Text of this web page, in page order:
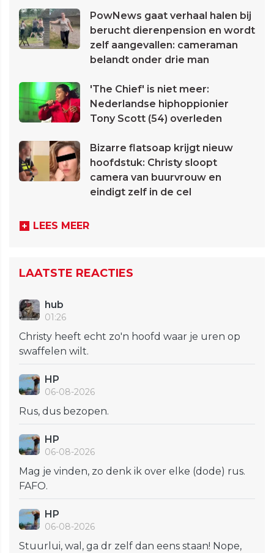
PowNews gaat verhaal halen bij
berucht dierenpension en wordt
zelf aangevallen: cameraman
belandt onder drie man
'The Chief' is niet meer:
Nederlandse hiphoppionier
Tony Scott (54) overleden
Bizarre flatsoap krijgt nieuw
hoofdstuk: Christy sloopt
camera van buurvrouw en
eindigt zelf in de cel
LEES MEER
LAATSTE REACTIES
hub
01:26
Christy heeft echt zo'n hoofd waar je uren op
swaffelen wilt.
HP
06-08-2026
Rus, dus bezopen.
HP
06-08-2026
Mag je vinden, zo denk ik over elke (dode) rus.
FAFO.
HP
06-08-2026
Stuurlui, wal, ga dr zelf dan eens staan! Nope,